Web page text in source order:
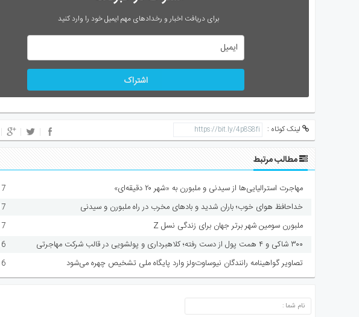
برای دریافت اخبار و رخدادهای مهم ایمیل خود را وارد کنید
اشتراک
لینک کوتاه :
مطالب مرتبط
مهاجرت استرالیایی‌ها از سیدنی و ملبورن به «شهر ۲۰ دقیقه‌ای»
خداحافظ هوای خوب؛ باران شدید و بادهای مخرب در راه ملبورن و سیدنی
ملبورن سومین شهر برتر جهان برای زندگی نسل Z
۳۰۰ شاکی و ۴ همت پول از دست رفته؛ کلاهبرداری و پولشویی در قالب شرکت مهاجرتی
تصاویر گواهینامه رانندگان نیوساوت‌ولز وارد پایگاه ملی تشخیص چهره می‌شود
ارسال دیدگاه